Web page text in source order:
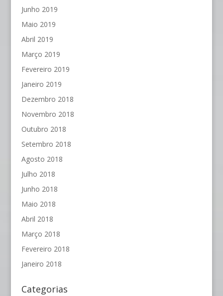
Junho 2019
Maio 2019
Abril 2019
Março 2019
Fevereiro 2019
Janeiro 2019
Dezembro 2018
Novembro 2018
Outubro 2018
Setembro 2018
Agosto 2018
Julho 2018
Junho 2018
Maio 2018
Abril 2018
Março 2018
Fevereiro 2018
Janeiro 2018
Categorias